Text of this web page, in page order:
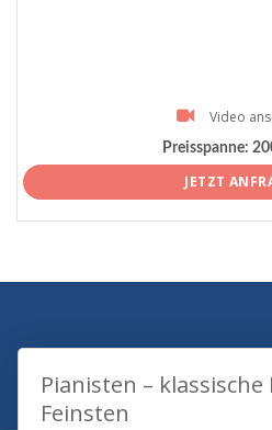
Video
Preisspanne:
JETZT
Pianisten –
Feinsten